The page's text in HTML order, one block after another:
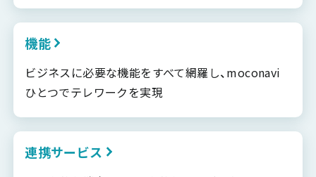
機能
ビジネスに必要な機能をすべて網羅し、moconavi
ひとつでテレワークを実現
連携サービス